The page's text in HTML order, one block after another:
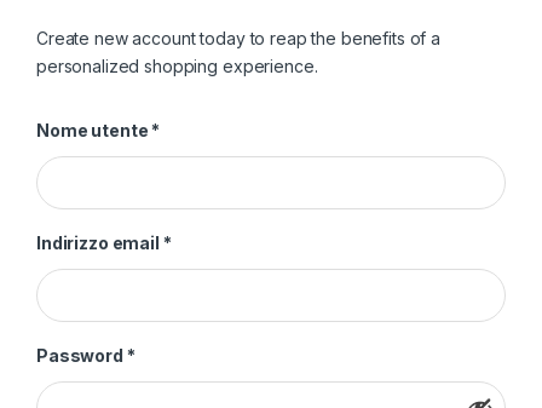
Create new account today to reap the benefits of a
personalized shopping experience.
Nome utente *
Indirizzo email *Richiesto
Password *Richiesto